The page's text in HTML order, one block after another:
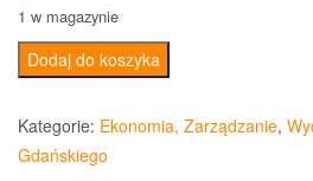
1 w magazynie
ilość
Międzynarodowa
konkurencyjność
gospodarki
Dodaj do koszyka
Kategorie: Ekonomia, Zarządzanie,
Gdańskiego